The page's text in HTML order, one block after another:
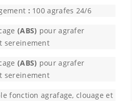
: 100 agrafes 24/6
(ABS) pour agrafer
sereinement
(ABS) pour agrafer
sereinement
fonction agrafage, clouage et